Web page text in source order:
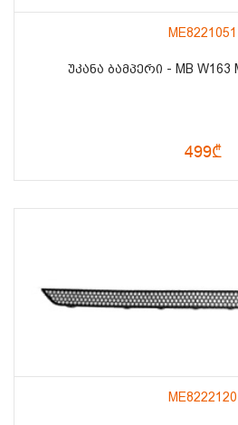
ME8221051
ᲣᲙᲐᲜᲐ ᲑᲐᲛᲞᲔᲠᲘ - MB W163
499₾
ME8222120